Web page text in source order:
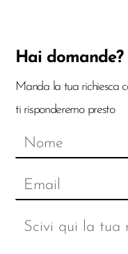
Hai domande?
Manda la tua richiesca
ti risponderemo presto